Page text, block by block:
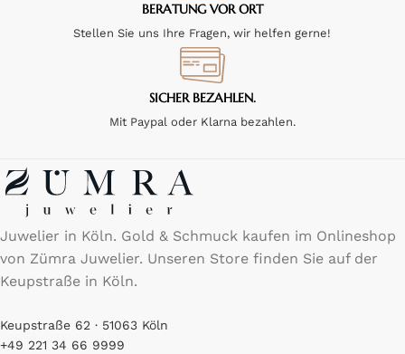
BERATUNG VOR ORT
Stellen Sie uns Ihre Fragen, wir helfen gerne!
SICHER BEZAHLEN.
Mit Paypal oder Klarna bezahlen.
Juwelier in Köln. Gold & Schmuck kaufen im Onlineshop
von Zümra Juwelier. Unseren Store finden Sie auf der
Keupstraße in Köln.
Keupstraße 62 · 51063 Köln
+49 221 34 66 9999